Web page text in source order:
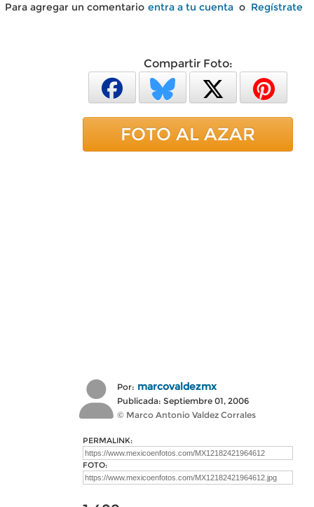
Para agregar un comentario entra a tu cuenta o Regístrate
Compartir Foto:
FOTO AL AZAR
Por: marcovaldezmx
Publicada: Septiembre 01, 2006
© Marco Antonio Valdez Corrales
PERMALINK:
FOTO: